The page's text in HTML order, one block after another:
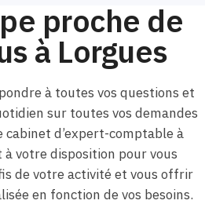
proche de
à Lorgues
à toutes vos questions et
sur toutes vos demandes
d’expert-comptable à
votre disposition pour vous
de votre activité et vous offrir
en fonction de vos besoins.